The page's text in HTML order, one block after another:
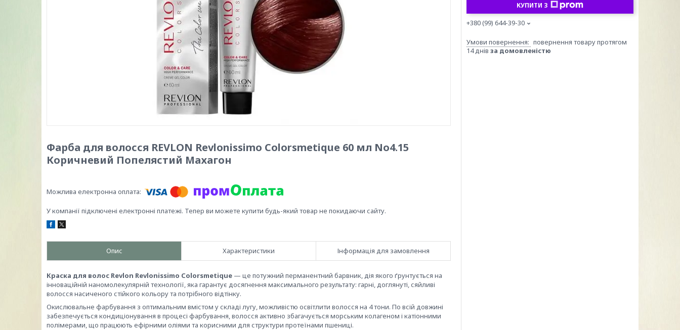
Фарба для волосся REVLON Revlonissimo Colorsmetique 60 мл No4.15
Коричневий Попелястий Махагон
У компанії підключені електронні платежі. Тепер ви можете купити будь-який товар не покидаючи сайту.
Опис Характеристики Інформація для замовлення
Краска для волос Revlon Revlonissimo Colorsmetique — це потужний перманентний барвник, дія якого ґрунтується на
інноваційній наномолекулярній технології, яка гарантує досягнення максимального результату: гарні, доглянуті, сяйливі
волосся насиченого стійкого кольору та потрібного відтінку.
Окислювальне фарбування з оптимальним вмістом у складі лугу, можливістю освітлити волосся на 4 тони. По всій довжині
забезпечується кондиціонування в процесі фарбування, волосся активно збагачується морським колагеном і катіонними
полімерами, що працюють ефірними оліями та корисними для структури протеїнами пшениці.
КУПИТИ З
+380 (99) 644-39-30
повернення товару протягом
14 днів за домовленістю